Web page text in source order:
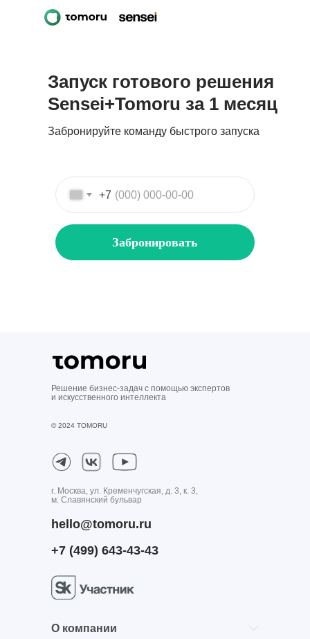
Запуск готового решения
Sensei+Tomoru за 1 месяц
Забронируйте команду быстрого запуска
+7
Забронировать
© 2024 TOMORU
Решение бизнес-задач с помощью экспертов
и искусственного интеллекта
г. Москва, ул. Кременчугская, д. 3, к. 3,
м. Славянский бульвар
hello@tomoru.ru
+7 (499) 643-43-43
О компании